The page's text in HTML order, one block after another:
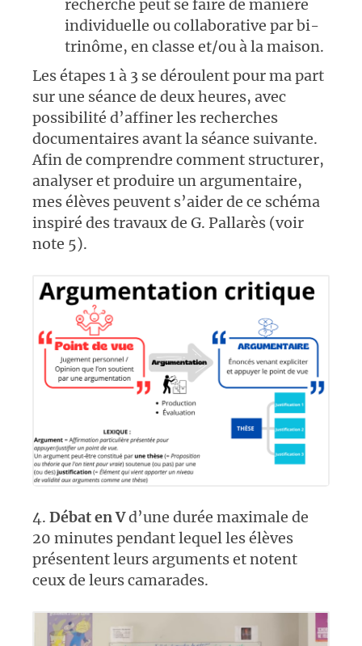
recherche peut se faire de manière
individuelle ou collaborative par bi-
trinôme, en classe et/ou à la maison.
Les étapes 1 à 3 se déroulent pour ma part
sur une séance de deux heures, avec
possibilité d’affiner les recherches
documentaires avant la séance suivante.
Afin de comprendre comment structurer,
analyser et produire un argumentaire,
mes élèves peuvent s’aider de ce schéma
inspiré des travaux de G. Pallarès (voir
note 5).
4. Débat en Vd’une durée maximale de
20 minutes pendant lequel les élèves
présentent leurs arguments et notent
ceux de leurs camarades.